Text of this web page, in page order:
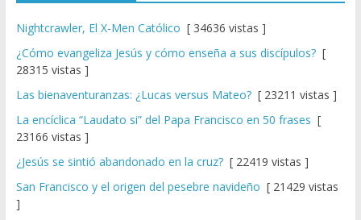
Nightcrawler, El X-Men Católico [ 34636 vistas ]
¿Cómo evangeliza Jesús y cómo enseña a sus discípulos?[
28315 vistas ]
Las bienaventuranzas: ¿Lucas versus Mateo?[ 23211 vistas ]
La encíclica “Laudato si” del Papa Francisco en 50 frases [
23166 vistas ]
¿Jesús se sintió abandonado en la cruz?[ 22419 vistas ]
San Francisco y el origen del pesebre navideño [ 21429 vistas
]